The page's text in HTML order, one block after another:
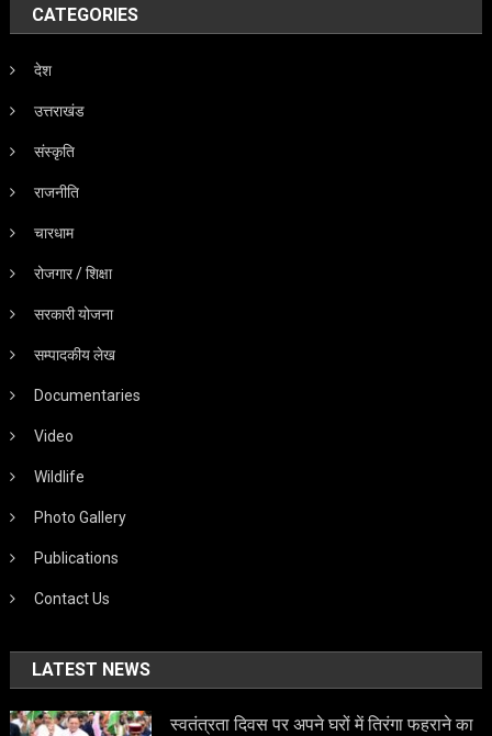
CATEGORIES
देश
उत्तराखंड
संस्कृति
राजनीति
चारधाम
रोजगार / शिक्षा
सरकारी योजना
सम्पादकीय लेख
Documentaries
Video
Wildlife
Photo Gallery
Publications
Contact Us
LATEST NEWS
स्वतंत्रता दिवस पर अपने घरों में तिरंगा फहराने का